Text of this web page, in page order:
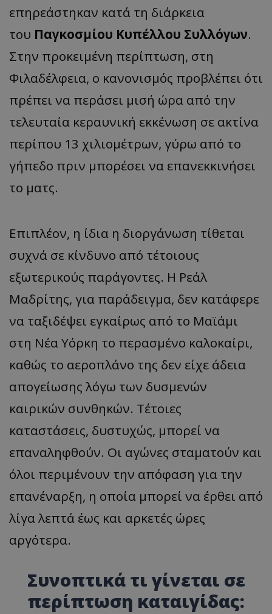
επηρεάστηκαν κατά τη διάρκεια
του Παγκοσμίου Κυπέλλου Συλλόγων.
Στην προκειμένη περίπτωση, στη
Φιλαδέλφεια, ο κανονισμός προβλέπει ότι
πρέπει να περάσει μισή ώρα από την
τελευταία κεραυνική εκκένωση σε ακτίνα
περίπου 13 χιλιομέτρων, γύρω από το
γήπεδο πριν μπορέσει να επανεκκινήσει
το ματς.
Επιπλέον, η ίδια η διοργάνωση τίθεται
συχνά σε κίνδυνο από τέτοιους
εξωτερικούς παράγοντες. Η Ρεάλ
Μαδρίτης, για παράδειγμα, δεν κατάφερε
να ταξιδέψει εγκαίρως από το Μαϊάμι
στη Νέα Υόρκη το περασμένο καλοκαίρι,
καθώς το αεροπλάνο της δεν είχε άδεια
απογείωσης λόγω των δυσμενών
καιρικών συνθηκών. Τέτοιες
καταστάσεις, δυστυχώς, μπορεί να
επαναληφθούν. Οι αγώνες σταματούν και
όλοι περιμένουν την απόφαση για την
επανέναρξη, η οποία μπορεί να έρθει από
λίγα λεπτά έως και αρκετές ώρες
αργότερα.
Συνοπτικά τι γίνεται σε
περίπτωση καταιγίδας: